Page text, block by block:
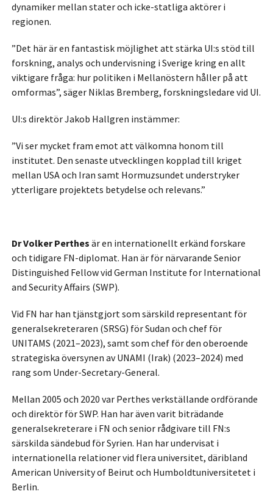
dynamiker mellan stater och icke-statliga aktörer i
regionen.
”Det här är en fantastisk möjlighet att stärka UI:s stöd till
forskning, analys och undervisning i Sverige kring en allt
viktigare fråga: hur politiken i Mellanöstern håller på att
omformas”, säger Niklas Bremberg, forskningsledare vid UI.
UI:s direktör Jakob Hallgren instämmer:
”Vi ser mycket fram emot att välkomna honom till
institutet. Den senaste utvecklingen kopplad till kriget
mellan USA och Iran samt Hormuzsundet understryker
ytterligare projektets betydelse och relevans.”
Dr Volker Perthes är en internationellt erkänd forskare
och tidigare FN-diplomat. Han är för närvarande Senior
Distinguished Fellow vid German Institute for International
and Security Affairs (SWP).
Vid FN har han tjänstgjort som särskild representant för
generalsekreteraren (SRSG) för Sudan och chef för
UNITAMS (2021–2023), samt som chef för den oberoende
strategiska översynen av UNAMI (Irak) (2023–2024) med
rang som Under-Secretary-General.
Mellan 2005 och 2020 var Perthes verkställande ordförande
och direktör för SWP. Han har även varit biträdande
generalsekreterare i FN och senior rådgivare till FN:s
särskilda sändebud för Syrien. Han har undervisat i
internationella relationer vid flera universitet, däribland
American University of Beirut och Humboldtuniversitetet i
Berlin.